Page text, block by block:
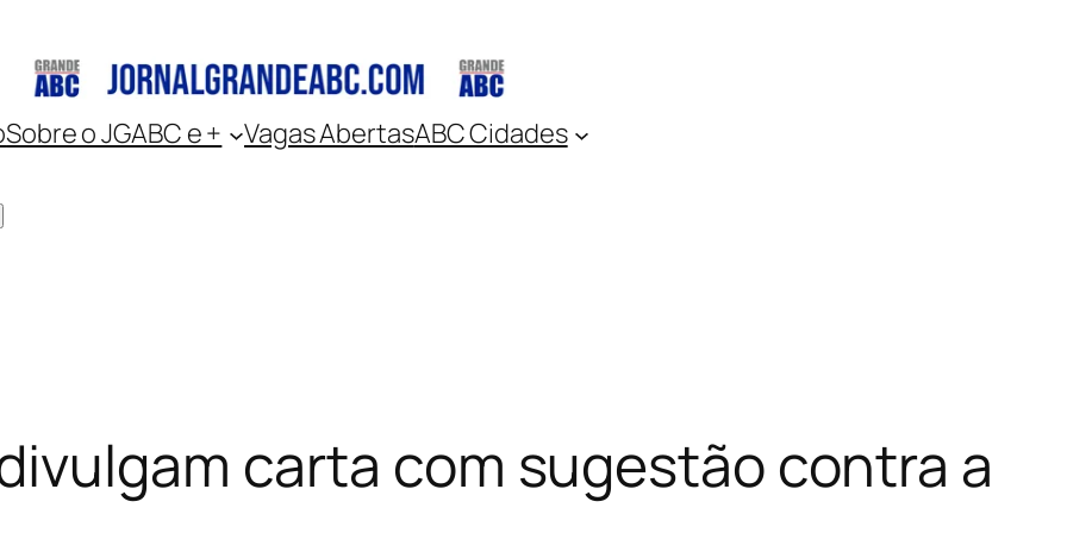
Sobre o JGABC e + Vagas AbertasABC Cidades
carta com sugestão contra a